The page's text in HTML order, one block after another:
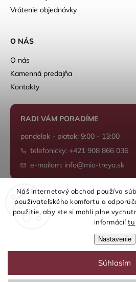
Náš internetový obchod používa
používateľského komfortu a
použitie, aby ste si mohli plne
informáciítu
Nastavenie
Súhlasím
Vrátenie objednávky
O NÁS
O nás
Kamenná predajňa
Kontakty
RADI VÁM PORADÍME
pondelok - piatok: 9:00 - 13:00
telefonicky: +421 908 866 036
e-mailom: info@mio-treya.sk
Shoptet.sk